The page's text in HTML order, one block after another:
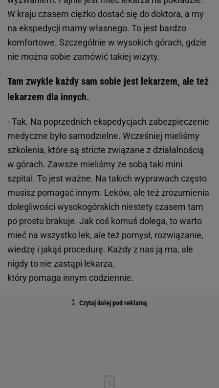
W kraju czasem ciężko dostać się do doktora, a my
na ekspedycji mamy własnego. To jest bardzo
komfortowe. Szczególnie w wysokich górach, gdzie
nie można sobie zamówić takiej wizyty.
Tam zwykle każdy sam sobie jest lekarzem, ale też
lekarzem dla innych.
- Tak. Na poprzednich ekspedycjach zabezpieczenie
medyczne było samodzielne. Wcześniej mieliśmy
szkolenia, które są stricte związane z działalnością
w górach. Zawsze mieliśmy ze sobą taki mini
szpital. To jest ważne. Na takich wyprawach często
musisz pomagać innym. Leków, ale też zrozumienia
dolegliwości wysokogórskich niestety czasem tam
po prostu brakuje. Jak coś komuś dolega, to warto
mieć na wszystko lek, ale też pomysł, rozwiązanie,
wiedzę i jakąś procedurę. Każdy z nas ją ma, ale
nigdy to nie zastąpi lekarza,
który pomaga innym codziennie.